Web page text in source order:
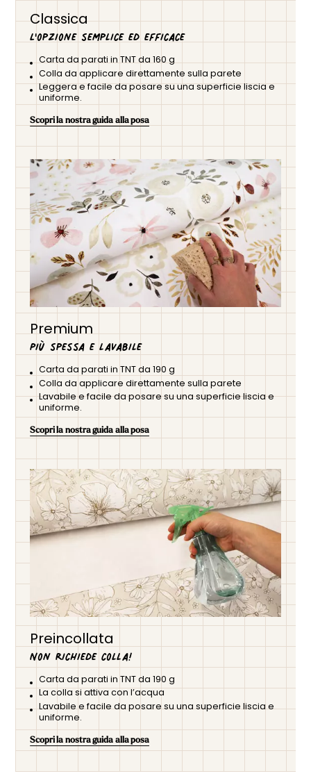
Classica
L'opzione semplice ed efficace
Carta da parati in TNT da 160 g
Colla da applicare direttamente sulla parete
Leggera e facile da posare su una superficie liscia e
uniforme.
Scopri la nostra guida alla posa
Premium
Più spessa e lavabile
Carta da parati in TNT da 190 g
Colla da applicare direttamente sulla parete
Lavabile e facile da posare su una superficie liscia e
uniforme.
Scopri la nostra guida alla posa
Preincollata
Non richiede colla!
Carta da parati in TNT da 190 g
La colla si attiva con l’acqua
Lavabile e facile da posare su una superficie liscia e
uniforme.
Scopri la nostra guida alla posa